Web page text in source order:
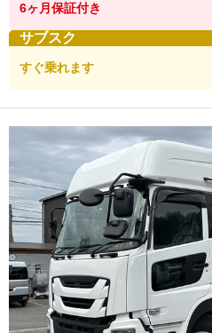
6ヶ月保証付き
サブスク
すぐ乗れます